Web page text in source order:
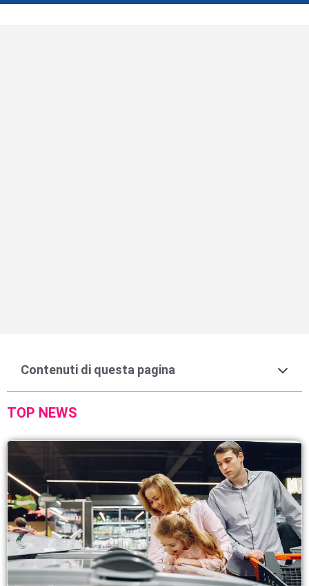
Contenuti di questa pagina
TOP NEWS